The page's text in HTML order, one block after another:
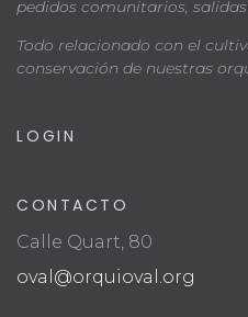
pedidos comunitarios,
Todo relacionado con el
conservación de nuestras
LOGIN
CONTACTO
Calle Quart, 80
oval@orquioval.org